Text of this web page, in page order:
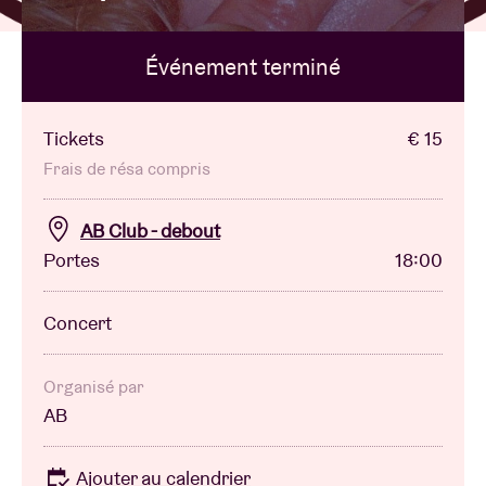
Location de salles
BRDCST
ABtv
Chèque-concert
À propos de l'AB
Contact
Événement terminé
Tickets € 15
Frais de résa compris
AB Club - debout
Portes
18:00
Concert
Organisé par
AB
Ajouter au calendrier